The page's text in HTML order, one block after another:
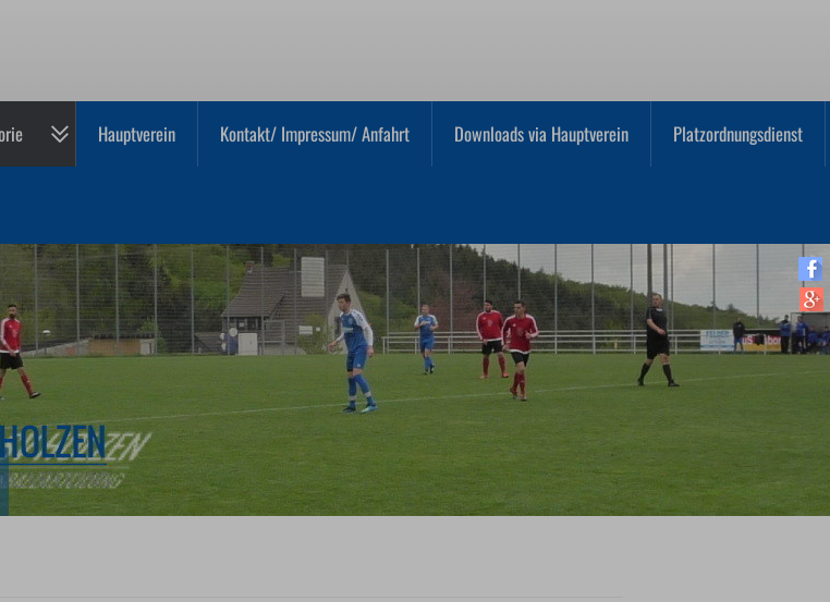
Hauptverein Kontakt/ Impressum/ Anfahrt Downloads via Hauptverein Platzordnungsdienst